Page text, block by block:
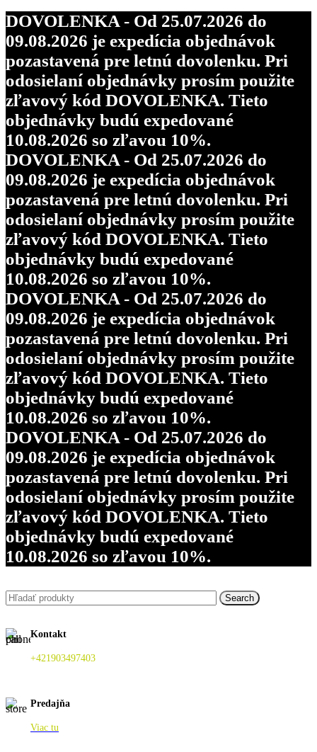
DOVOLENKA - Od 25.07.2026 do
09.08.2026 je expedícia objednávok
pozastavená pre letnú dovolenku. Pri
odosielaní objednávky prosím použite
zľavový kód DOVOLENKA. Tieto
objednávky budú expedované
10.08.2026 so zľavou 10%.
DOVOLENKA - Od 25.07.2026 do
09.08.2026 je expedícia objednávok
pozastavená pre letnú dovolenku. Pri
odosielaní objednávky prosím použite
zľavový kód DOVOLENKA. Tieto
objednávky budú expedované
10.08.2026 so zľavou 10%.
DOVOLENKA - Od 25.07.2026 do
09.08.2026 je expedícia objednávok
pozastavená pre letnú dovolenku. Pri
odosielaní objednávky prosím použite
zľavový kód DOVOLENKA. Tieto
objednávky budú expedované
10.08.2026 so zľavou 10%.
DOVOLENKA - Od 25.07.2026 do
09.08.2026 je expedícia objednávok
pozastavená pre letnú dovolenku. Pri
odosielaní objednávky prosím použite
zľavový kód DOVOLENKA. Tieto
objednávky budú expedované
10.08.2026 so zľavou 10%.
Search
Kontakt
+421903497403
Predajňa
Viac tu